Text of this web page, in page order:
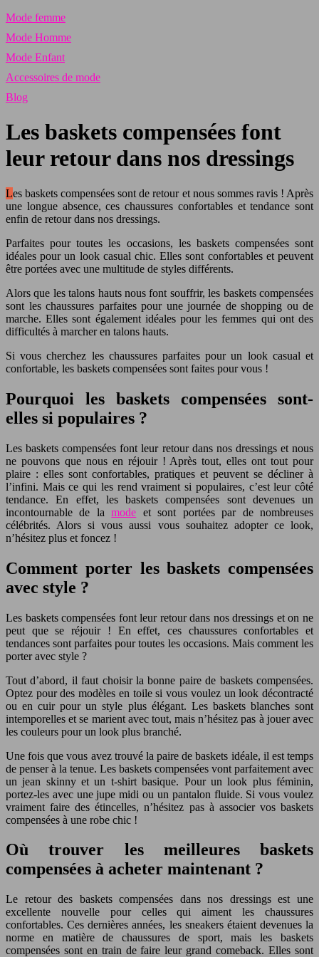
Mode femme
Mode Homme
Mode Enfant
Accessoires de mode
Blog
Les baskets compensées font
leur retour dans nos dressings
Les baskets compensées sont de retour et nous sommes ravis ! Après
une longue absence, ces chaussures confortables et tendance sont
enfin de retour dans nos dressings.
Parfaites pour toutes les occasions, les baskets compensées sont
idéales pour un look casual chic. Elles sont confortables et peuvent
être portées avec une multitude de styles différents.
Alors que les talons hauts nous font souffrir, les baskets compensées
sont les chaussures parfaites pour une journée de shopping ou de
marche. Elles sont également idéales pour les femmes qui ont des
difficultés à marcher en talons hauts.
Si vous cherchez les chaussures parfaites pour un look casual et
confortable, les baskets compensées sont faites pour vous !
Pourquoi les baskets compensées sont-
elles si populaires ?
Les baskets compensées font leur retour dans nos dressings et nous
ne pouvons que nous en réjouir ! Après tout, elles ont tout pour
plaire : elles sont confortables, pratiques et peuvent se décliner à
l’infini. Mais ce qui les rend vraiment si populaires, c’est leur côté
tendance. En effet, les baskets compensées sont devenues un
incontournable de lamode et sont portées par de nombreuses
célébrités. Alors si vous aussi vous souhaitez adopter ce look,
n’hésitez plus et foncez !
Comment porter les baskets compensées
avec style ?
Les baskets compensées font leur retour dans nos dressings et on ne
peut que se réjouir ! En effet, ces chaussures confortables et
tendances sont parfaites pour toutes les occasions. Mais comment les
porter avec style ?
Tout d’abord, il faut choisir la bonne paire de baskets compensées.
Optez pour des modèles en toile si vous voulez un look décontracté
ou en cuir pour un style plus élégant. Les baskets blanches sont
intemporelles et se marient avec tout, mais n’hésitez pas à jouer avec
les couleurs pour un look plus branché.
Une fois que vous avez trouvé la paire de baskets idéale, il est temps
de penser à la tenue. Les baskets compensées vont parfaitement avec
un jean skinny et un t-shirt basique. Pour un look plus féminin,
portez-les avec une jupe midi ou un pantalon fluide. Si vous voulez
vraiment faire des étincelles, n’hésitez pas à associer vos baskets
compensées à une robe chic !
Où trouver les meilleures baskets
compensées à acheter maintenant ?
Le retour des baskets compensées dans nos dressings est une
excellente nouvelle pour celles qui aiment les chaussures
confortables. Ces dernières années, les sneakers étaient devenues la
norme en matière de chaussures de sport, mais les baskets
compensées sont en train de faire leur grand comeback. Elles sont